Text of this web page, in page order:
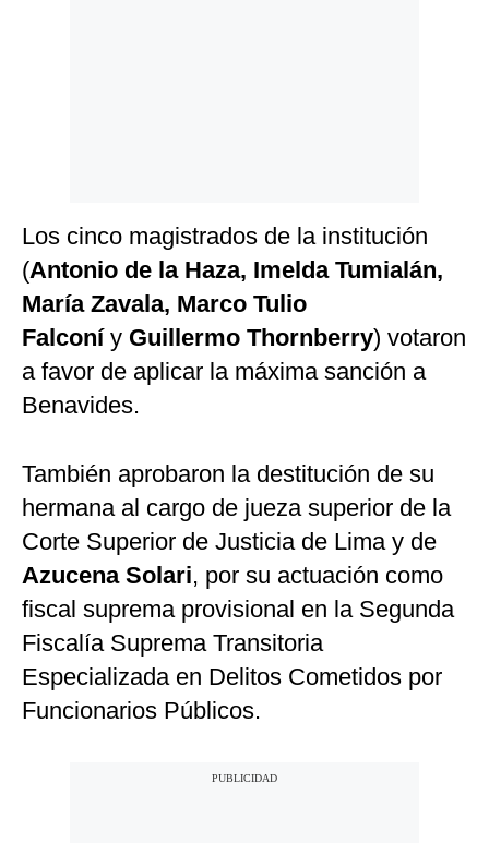
Los cinco magistrados de la institución
(Antonio de la Haza, Imelda Tumialán,
María Zavala, Marco Tulio
Falconí y Guillermo Thornberry) votaron
a favor de aplicar la máxima sanción a
Benavides.
También aprobaron la destitución de su
hermana al cargo de jueza superior de la
Corte Superior de Justicia de Lima y de
Azucena Solari, por su actuación como
fiscal suprema provisional en la Segunda
Fiscalía Suprema Transitoria
Especializada en Delitos Cometidos por
Funcionarios Públicos.